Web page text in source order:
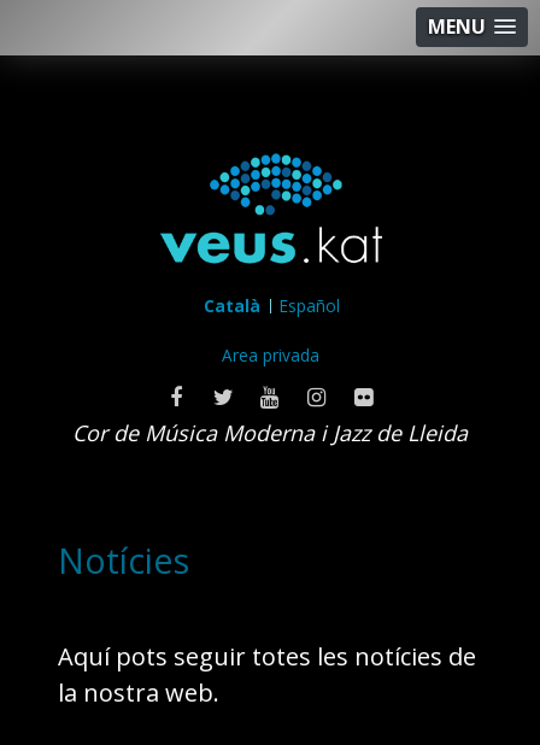
MENU
Català Español
Area privada
Cor de Música Moderna i Jazz de Lleida
Notícies
Aquí pots seguir totes les notícies de
la nostra web.